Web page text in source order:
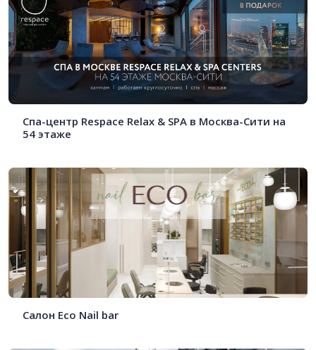
Спа-центр Respace Relax & SPA в Москва-Сити на
54 этаже
Салон Eco Nail bar